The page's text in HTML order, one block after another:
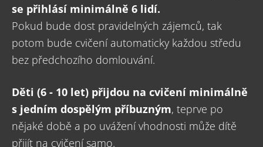
se přihlásí minimálně 6 lidí.
Pokud bude dost pravidelných zájemců, tak
potom bude cvičení automaticky každou středu
bez předchozího domlouvání.
Děti (6 - 10 let) přijdou na cvičení minimálně
s jedním dospělým příbuzným, teprve po
nějaké době a po uvážení vhodnosti může dítě
přijít na cvičení samo.